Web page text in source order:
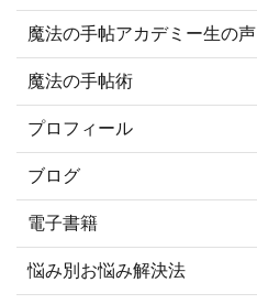
魔法の手帖アカデミー生の声
魔法の手帖術
プロフィール
ブログ
電子書籍
悩み別お悩み解決法